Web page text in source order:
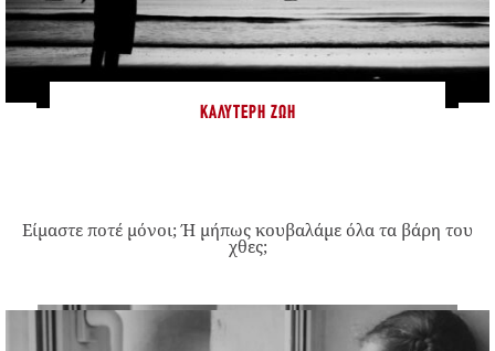
ΚΑΛΎΤΕΡΗ ΖΩΉ
Είμαστε ποτέ μόνοι; Ή μήπως κουβαλάμε όλα τα βάρη του
χθες;